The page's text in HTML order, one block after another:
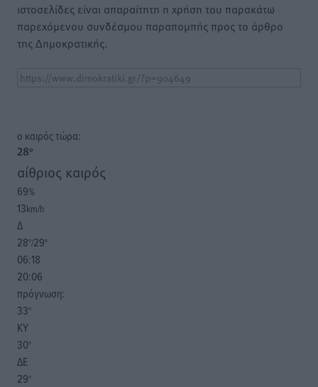
ιστοσελίδες είναι απαραίτητη η χρήση του παρακάτω
παρεχόμενου συνδέσμου παραπομπής προς το άρθρο
της Δημοκρατικής.
o καιρός τώρα:
28°
αίθριος καιρός
69%
13km/h
Δ
28°/29°
06:18
20:06
πρόγνωση:
33°
ΚΥ
30°
ΔΕ
29°